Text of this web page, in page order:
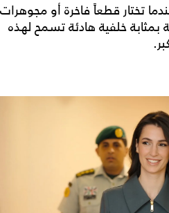
تختار قطعاً فاخرة أو مجوهرات
بمثابة خلفية هادئة تسمح لهذه